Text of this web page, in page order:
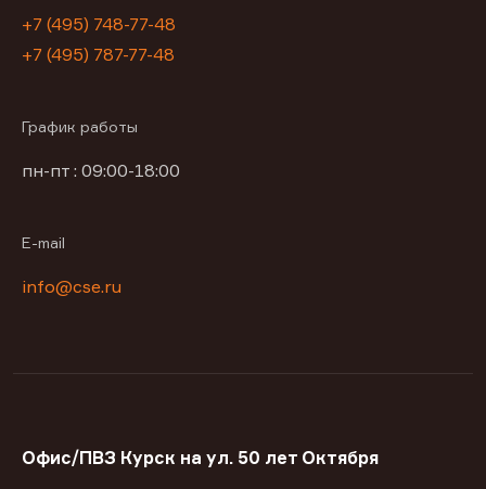
+7 (495) 748-77-48
+7 (495) 787-77-48
График работы
пн-пт : 09:00-18:00
E-mail
info@cse.ru
Офис/ПВЗ Курск на ул. 50 лет Октября